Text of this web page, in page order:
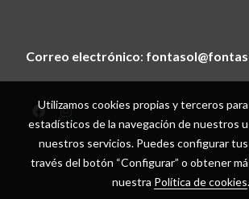
Correo electrónico:
Aviso legal
Política de cookies
Política de privacidad
Utilizamos cookies propias y terceros
estadísticos de la navegación de nuestros
nuestros servicios. Puedes configurar
través del botón “Configurar” o obtener
nuestra Política de cookies.